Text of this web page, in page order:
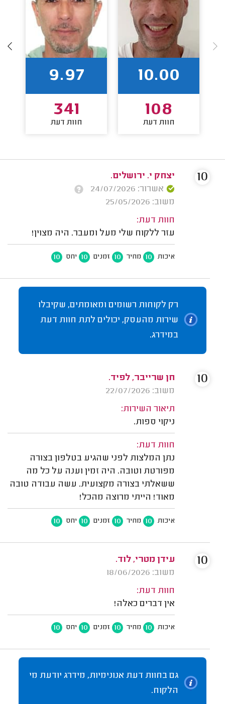
10.00
108
חוות דעת
9.97
341
חוות דעת
יצחק י. ירושלים.
אשרור: 24/07/2026
משוב: 25/05/2026
חוות דעת:
עזר ללקוח שלי מעל ומעבר. היה מצוין!
איכות 10 מחיר 10 זמנים 10 יחס 10
10
רק לקוחות רשומים ומאומתים, שקיבלו
שירות מהעסק, יכולים לתת חוות דעת
במידרג.
חן שרייבר, לפיד.
משוב: 22/07/2026
תיאור השירות:
ניקוי ספות.
חוות דעת:
נתן המלצות לפני שהגיע בטלפון בצורה
מפורטת וטובה. היה זמין וענה על כל מה
ששאלתי בצורה מקצועית. עשה עבודה טובה
מאוד! הייתי מרוצה מהכל!
איכות 10 מחיר 10 זמנים 10 יחס 10
10
עידן מטרי, לוד.
משוב: 18/06/2026
חוות דעת:
אין דברים כאלה!
איכות 10 מחיר 10 זמנים 10 יחס 10
10
גם בחוות דעת אנונימיות, מידרג יודעת מי
הלקוח.